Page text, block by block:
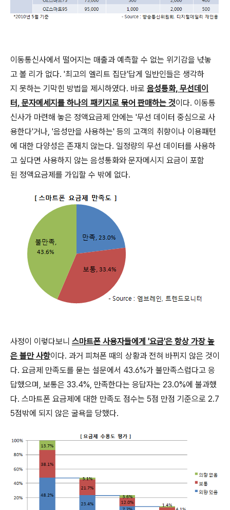
이동통신사에서 떨어지는 매출과 예측할 수 없는 위기감을 넋놓
고 볼 리가 없다. '최고의 엘리트 집단'답게 일반인들은 생각하
지 못하는 기막힌 방법을 제시하였다. 바로 음성통화, 무선데이
터, 문자메세지를 하나의 패키지로 묶어 판매하는 것이다. 이동통
신사가 마련해 놓은 정액요금제 안에는 '무선 데이터 중심으로 사
용한다'거나, '음성만을 사용하는' 등의 고객의 취향이나 이용패턴
에 대한 다양성은 존재치 않는다. 일정량의 무선 데이터를 사용하
고 싶다면 사용하지 않는 음성통화와 문자메시지 요금이 포함
된 정액요금제를 가입할 수 밖에 없다.
사정이 이렇다보니 스마트폰 사용자들에게 '요금'은 항상 가장 높
은 불만 사항이다. 과거 피쳐폰 때의 상황과 전혀 바뀌지 않은 것이
다. 요금제 만족도를 묻는 설문에서 43.6%가 불만족스럽다고 응
답했으며, 보통은 33.4%, 만족한다는 응답자는 23.0%에 불과했
다. 스마트폰 요금제에 대한 만족도 점수는 5점 만점 기준으로 2.7
5점밖에 되지 않은 굴욕을 당했다.